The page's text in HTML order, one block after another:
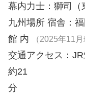
幕内力士：獅司（
九州場所 宿舎：
館 内
（2025年11
交通アクセス：
約21
分